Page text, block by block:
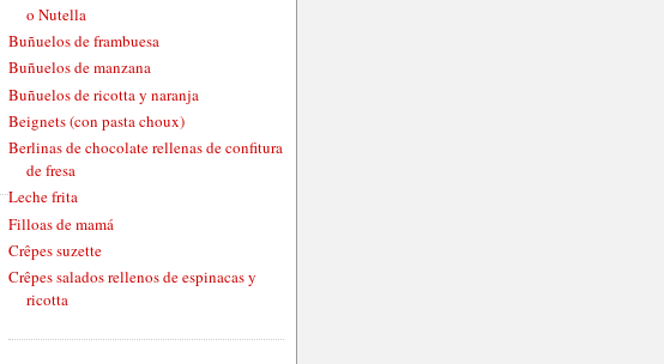
o Nutella
Buñuelos de frambuesa
Buñuelos de manzana
Buñuelos de ricotta y naranja
Beignets (con pasta choux)
Berlinas de chocolate rellenas de confitura
de fresa
Leche frita
Filloas de mamá
Crêpes suzette
Crêpes salados rellenos de espinacas y
ricotta